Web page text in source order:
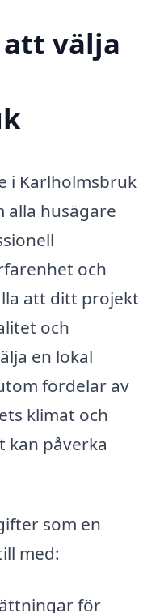
att välja
i Karlholmsbruk
alla husägare
och
att ditt projekt
och
en lokal
fördelar av
klimat och
kan påverka
som en
med:
för